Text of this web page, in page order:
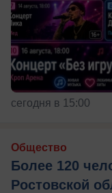
сегодня в 15:00
Общество
Более 120
Ростовской